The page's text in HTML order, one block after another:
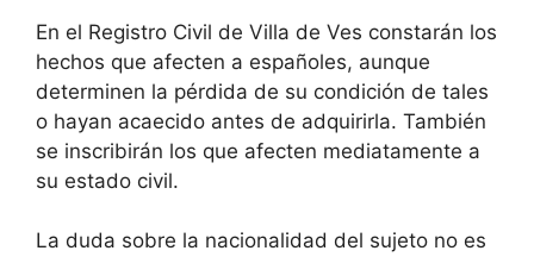
En el Registro Civil de Villa de Ves constarán los
hechos que afecten a españoles, aunque
determinen la pérdida de su condición de tales
o hayan acaecido antes de adquirirla. También
se inscribirán los que afecten mediatamente a
su estado civil.
La duda sobre la nacionalidad del sujeto no es